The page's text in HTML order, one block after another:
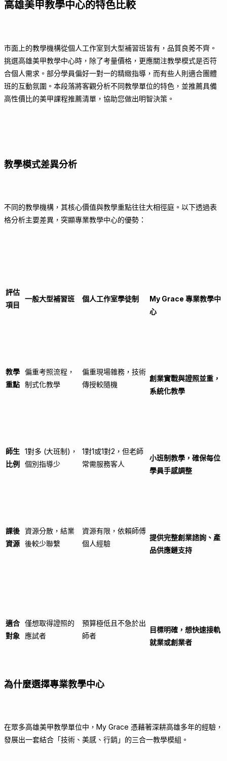
高雄美甲教學中心的特色比較
市面上的教學機構從個人工作室到大型補習班皆有，品質良莠不齊。
挑選高雄美甲教學中心時，除了考量價格，更應關注教學模式是否符
合個人需求。部分學員偏好一對一的精緻指導，而有些人則適合團體
班的互動氛圍。本段落將客觀分析不同教學單位的特色，並推薦具備
高性價比的美甲課程推薦清單，協助您做出明智決策。
教學模式差異分析
不同的教學機構，其核心價值與教學重點往往大相徑庭。以下透過表
格分析主要差異，突顯專業教學中心的優勢：
評估
項目
一般大型補習班 個人工作室學徒制
My Grace 專業教學中
心
教學
重點
偏重考照流程，
制式化教學
偏重現場雜務，技術
傳授較隨機
創業實戰與證照並重，
系統化教學
師生
比例
1對多 (大班制)，
個別指導少
1對1或1對2，但老師
常需服務客人
小班制教學，確保每位
學員手感調整
課後
資源
資源分散，結業
後較少聯繫
資源有限，依賴師傅
個人經驗
提供完整創業諮詢、產
品供應鏈支持
適合
對象
僅想取得證照的
應試者
預算極低且不急於出
師者
目標明確，想快速接軌
就業或創業者
為什麼選擇專業教學中心
在眾多高雄美甲教學單位中，My Grace 憑藉著深耕高雄多年的經驗，
發展出一套結合「技術、美感、行銷」的三合一教學模組。